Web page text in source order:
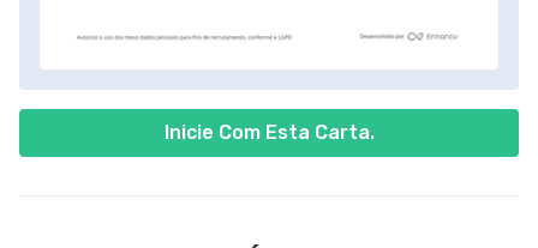
Inicie Com Esta Carta.